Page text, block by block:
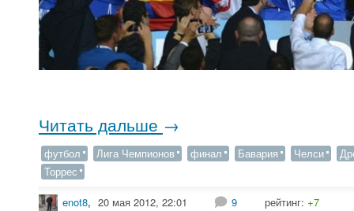
Читать дальше →
футбол Лига Чемпионов финал Бавария Челси
Торрес
enot8, 20 мая 2012, 22:01 9 рейтинг: +7